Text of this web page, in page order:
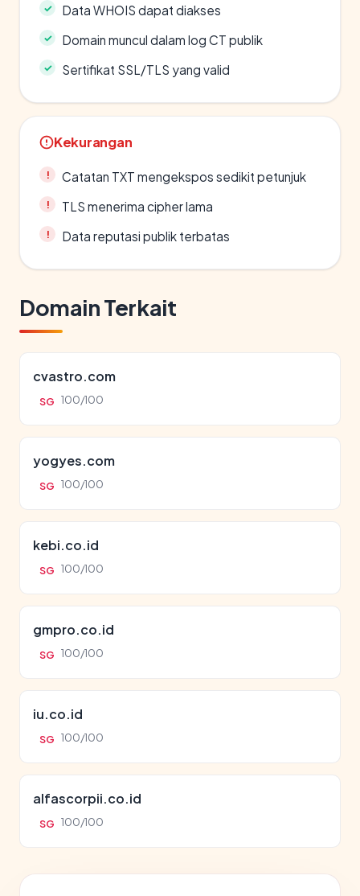
Data WHOIS dapat diakses
Domain muncul dalam log CT publik
Sertifikat SSL/TLS yang valid
Kekurangan
Catatan TXT mengekspos sedikit petunjuk
TLS menerima cipher lama
Data reputasi publik terbatas
Domain Terkait
cvastro.com
SG 100/100
yogyes.com
SG 100/100
kebi.co.id
SG 100/100
gmpro.co.id
SG 100/100
iu.co.id
SG 100/100
alfascorpii.co.id
SG 100/100